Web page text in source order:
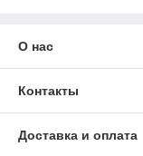
О нас
Контакты
Доставка и оплата